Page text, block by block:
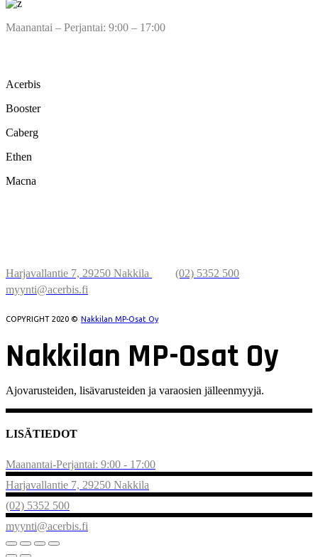
Maanantai – Perjantai: 9:00 – 17:00
Acerbis
Booster
Caberg
Ethen
Macna
Harjavallantie 7, 29250 Nakkila
(02) 5352 500
myynti@acerbis.fi
COPYRIGHT 2020 © Nakkilan MP-Osat Oy
Nakkilan MP-Osat Oy
Ajovarusteiden, lisävarusteiden ja varaosien jälleenmyyjä.
LISÄTIEDOT
Maanantai-Perjantai: 9:00 - 17:00
Harjavallantie 7, 29250 Nakkila
(02) 5352 500
myynti@acerbis.fi